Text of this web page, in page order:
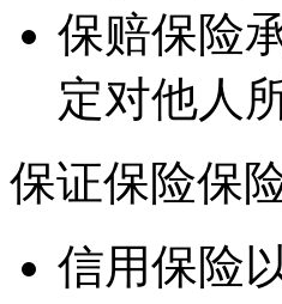
保赔保险
定对他人
保证保险保
信用保险